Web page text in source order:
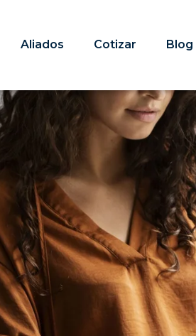
Aliados Cotizar Blog